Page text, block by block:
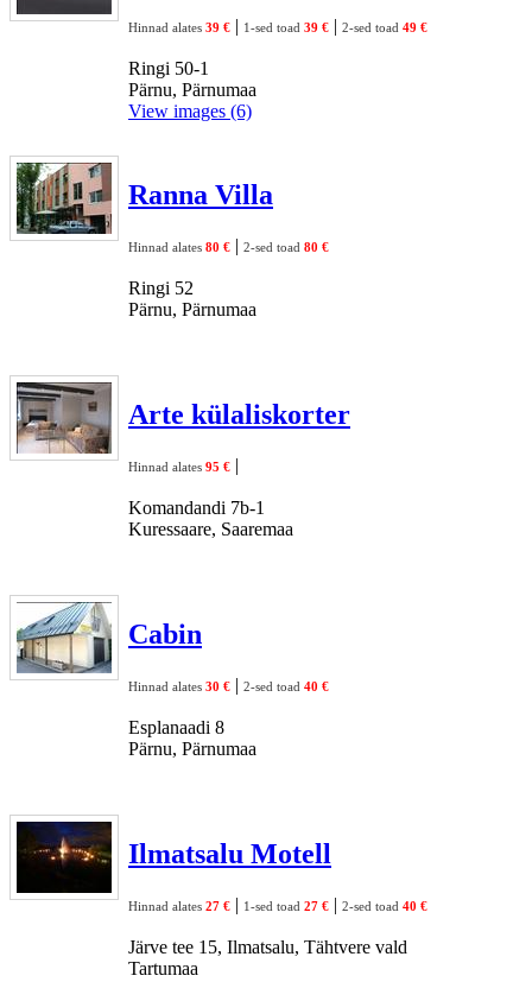
Hinnad alates 39 € | 1-sed toad 39 € | 2-sed toad 49 €
Ringi 50-1
Pärnu, Pärnumaa
View images (6)
Ranna Villa
Hinnad alates 80 € | 2-sed toad 80 €
Ringi 52
Pärnu, Pärnumaa
Arte külaliskorter
Hinnad alates 95 € |
Komandandi 7b-1
Kuressaare, Saaremaa
Cabin
Hinnad alates 30 € | 2-sed toad 40 €
Esplanaadi 8
Pärnu, Pärnumaa
Ilmatsalu Motell
Hinnad alates 27 € | 1-sed toad 27 € | 2-sed toad 40 €
Järve tee 15, Ilmatsalu, Tähtvere vald
Tartumaa